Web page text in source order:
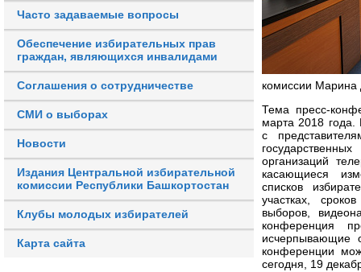
Часто задаваемые вопросы
Обеспечение избирательных прав
граждан, являющихся инвалидами
Соглашения о сотрудничестве
СМИ о выборах
Новости
Издания Центральной избирательной
комиссии Республики Башкортостан
Клубы молодых избирателей
Карта сайта
комиссии Марина
Тема пресс-
марта 2018 года.
с
организаций
касающиеся
списков
участках,
выборов,
конференция
исчерпывающие
конференции
сегодня, 19